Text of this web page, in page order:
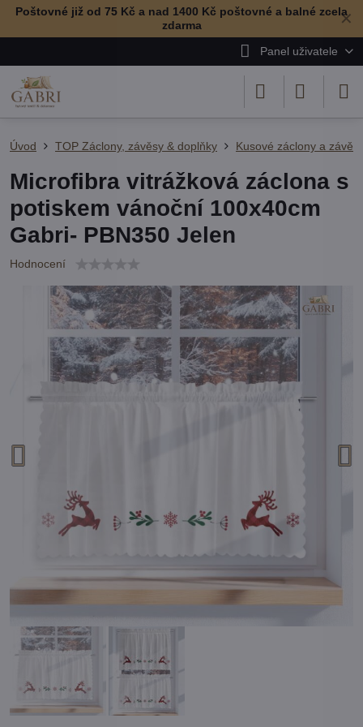
✕
Poštovné již od 75 Kč a nad 1400 Kč poštovné a balné zcela
zdarma
Panel uživatele
Úvod TOP Záclony, závěsy & doplňky Kusové záclony a
Microfibra vitrážková záclona s
potiskem vánoční 100x40cm
Gabri- PBN350 Jelen
Hodnocení